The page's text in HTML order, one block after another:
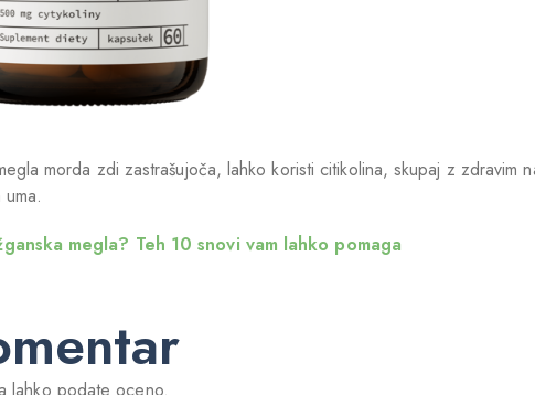
morda zdi zastrašujoča, lahko koristi citikolina, skupaj z zdravim
megla? Teh 10 snovi vam lahko pomaga
lahko podate oceno.